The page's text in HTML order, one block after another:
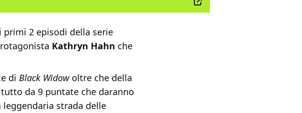
primi 2 episodi della serie
Kathryn Hahn che
di Black Widow oltre che della
da 9 puntate che daranno
leggendaria strada delle